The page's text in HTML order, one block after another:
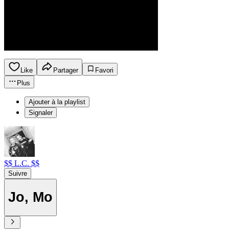
Like Partager
Favori
Plus
Ajouter à la playlist
Signaler
$$ L.C. $$
Suivre
Jo, Mo